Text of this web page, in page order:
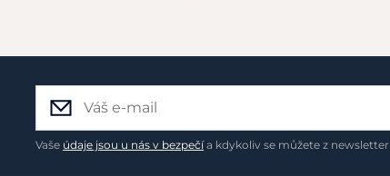
Vaše údaje jsou u nás v bezpečía kdykoliv se můžete z